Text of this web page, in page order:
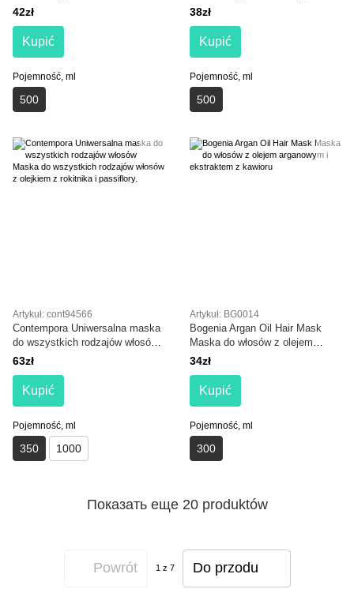
42zł
Kupić
Pojemność, ml
500
włosy
38zł
Kupić
Pojemność, ml
500
Artykuł: cont94566
Contempora Uniwersalna maska
do wszystkich rodzajów włosów
Maska do wszystkich rodzajów
passiflory.
63zł
Kupić
Pojemność, ml
350 1000
Artykuł: BG0014
Bogenia Argan Oil Hair Mask
Maska do włosów z olejem
arganowym i ekstraktem z
34zł
Kupić
Pojemność, ml
300
Показать еще 20 produktów
Powrót 1 z 7 Do przodu